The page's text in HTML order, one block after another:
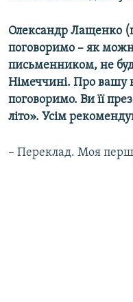
Олександр Лащенко
поговоримо – як
письменником, не
Німеччині. Про вашу
поговоримо. Ви її
літо». Усім
– Переклад. Моя